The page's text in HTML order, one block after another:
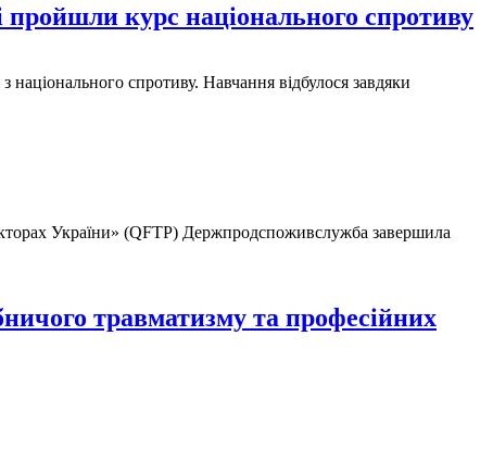
курс національного спротиву
спротиву. Навчання відбулося завдяки
України» (QFTP) Держпродспоживслужба завершила
травматизму та професійних